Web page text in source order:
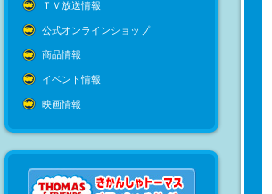
ＴＶ放送情報
公式オンラインショップ
商品情報
イベント情報
映画情報